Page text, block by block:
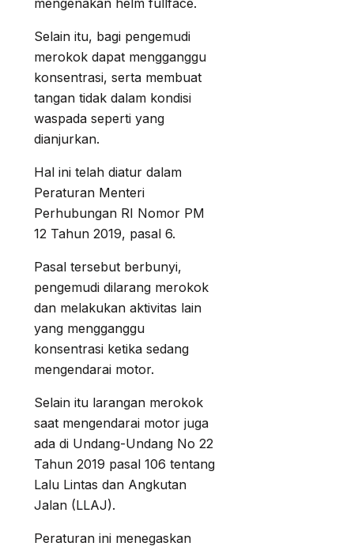
mengenakan helm fullface.
Selain itu, bagi pengemudi
merokok dapat mengganggu
konsentrasi, serta membuat
tangan tidak dalam kondisi
waspada seperti yang
dianjurkan.
Hal ini telah diatur dalam
Peraturan Menteri
Perhubungan RI Nomor PM
12 Tahun 2019, pasal 6.
Pasal tersebut berbunyi,
pengemudi dilarang merokok
dan melakukan aktivitas lain
yang mengganggu
konsentrasi ketika sedang
mengendarai motor.
Selain itu larangan merokok
saat mengendarai motor juga
ada di Undang-Undang No 22
Tahun 2019 pasal 106 tentang
Lalu Lintas dan Angkutan
Jalan (LLAJ).
Peraturan ini menegaskan